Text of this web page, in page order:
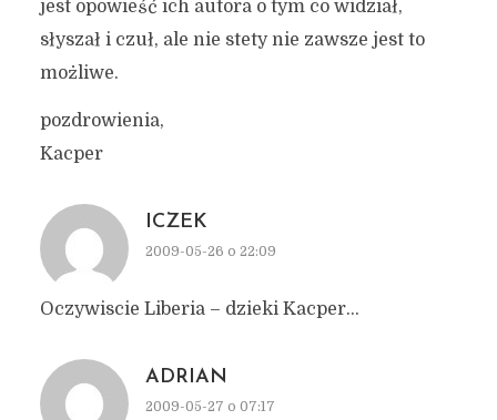
jest opowieść ich autora o tym co widział,
słyszał i czuł, ale nie stety nie zawsze jest to
możliwe.
pozdrowienia,
Kacper
ICZEK
2009-05-26 o 22:09
Oczywiscie Liberia – dzieki Kacper…
ADRIAN
2009-05-27 o 07:17